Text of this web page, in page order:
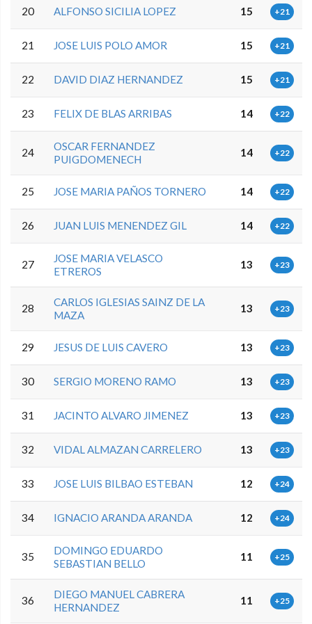
20 ALFONSO SICILIA LOPEZ 15 +21
21 JOSE LUIS POLO AMOR 15 +21
22 DAVID DIAZ HERNANDEZ 15 +21
23 FELIX DE BLAS ARRIBAS 14 +22
24
OSCAR FERNANDEZ
PUIGDOMENECH
14 +22
25 JOSE MARIA PAÑOS TORNERO 14 +22
26 JUAN LUIS MENENDEZ GIL 14 +22
27
JOSE MARIA VELASCO
ETREROS
13 +23
28
CARLOS IGLESIAS SAINZ DE LA
MAZA
13 +23
29 JESUS DE LUIS CAVERO 13 +23
30 SERGIO MORENO RAMO 13 +23
31 JACINTO ALVARO JIMENEZ 13 +23
32 VIDAL ALMAZAN CARRELERO 13 +23
33 JOSE LUIS BILBAO ESTEBAN 12 +24
34 IGNACIO ARANDA ARANDA 12 +24
35
DOMINGO EDUARDO
SEBASTIAN BELLO
11 +25
36
DIEGO MANUEL CABRERA
HERNANDEZ
11 +25